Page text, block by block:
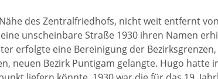
des Zentralfriedhofs, nicht weit entfernt
unscheinbare Straße 1930 ihren Namen
erfolgte eine Bereinigung der
neuen Bezirk Puntigam gelangte. Hugo hatte